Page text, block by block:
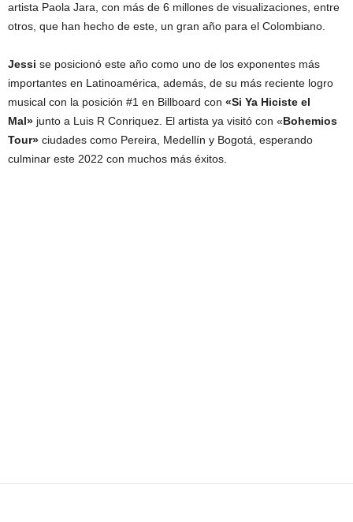
artista Paola Jara, con más de 6 millones de visualizaciones, entre
otros, que han hecho de este, un gran año para el Colombiano.
Jessi se posicionó este año como uno de los exponentes más
importantes en Latinoamérica, además, de su más reciente logro
musical con la posición #1 en Billboard con «Si Ya Hiciste el
Mal» junto a Luis R Conriquez. El artista ya visitó con «Bohemios
Tour» ciudades como Pereira, Medellín y Bogotá, esperando
culminar este 2022 con muchos más éxitos.